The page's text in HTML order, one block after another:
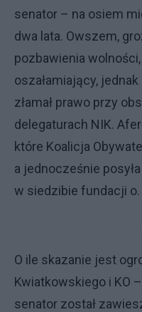
senator – na osiem
dwa lata. Owszem,
pozbawienia
oszałamiający,
złamał prawo przy
delegaturach NIK.
które Koalicja
a jednocześnie
w siedzibie fundacji o.
O ile skazanie jest
Kwiatkowskiego i KO
senator został